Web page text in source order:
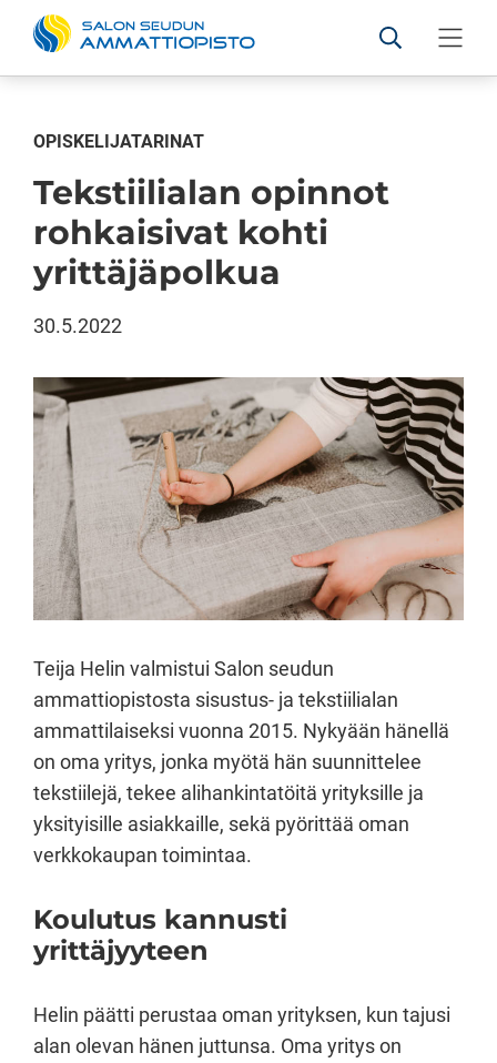
Salon seudun
Hae Valikko
OPISKELIJATARINAT
Tekstiilialan opinnot
rohkaisivat kohti
yrittäjäpolkua
30.5.2022
Teija Helin valmistui Salon seudun
ammattiopistosta sisustus- ja tekstiilialan
ammattilaiseksi vuonna 2015. Nykyään hänellä
on oma yritys, jonka myötä hän suunnittelee
tekstiilejä, tekee alihankintatöitä yrityksille ja
yksityisille asiakkaille, sekä pyörittää oman
verkkokaupan toimintaa.
Koulutus kannusti
yrittäjyyteen
Helin päätti perustaa oman yrityksen, kun tajusi
alan olevan hänen juttunsa. Oma yritys on